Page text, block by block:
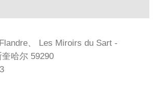
、 Les Miroirs du Sart -
哈尔 59290